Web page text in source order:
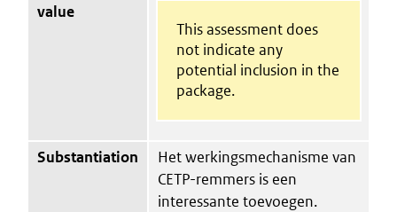
value
This assessment does
not indicate any
potential inclusion in the
package.
Substantiation
Het werkingsmechanisme van
CETP-remmers is een
interessante toevoegen.